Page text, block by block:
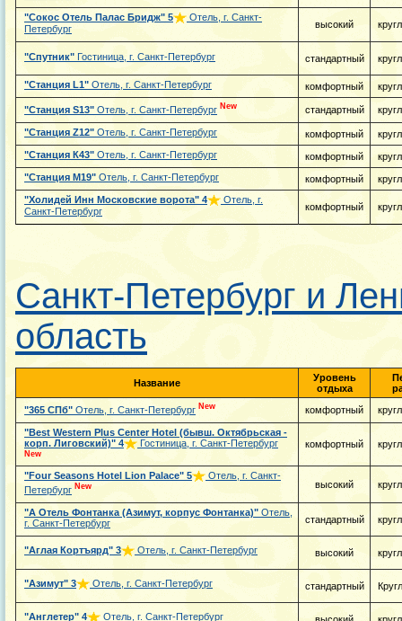
"Сокос Отель Палас Бридж" 5
Отель, г. Санкт-
Петербург
высокий
"Спутник" Гостиница, г. Санкт-Петербург стандартный
"Станция L1" Отель, г. Санкт-Петербург комфортный
"Станция S13" Отель, г. Санкт-Петербург New стандартный
"Станция Z12" Отель, г. Санкт-Петербург комфортный
"Станция К43" Отель, г. Санкт-Петербург комфортный
"Станция М19" Отель, г. Санкт-Петербург комфортный
"Холидей Инн Московские ворота" 4
Отель, г.
Санкт-Петербург
комфортный
Санкт-Петербург и
область
Название
Уровень
отдыха
"365 СПб" Отель, г. Санкт-Петербург New комфортный
"Best Western Plus Center Hotel (бывш. Октябрьская -
корп. Лиговский)" 4 Гостиница, г. Санкт-Петербург
New
комфортный
"Four Seasons Hotel Lion Palace" 5
Отель, г. Санкт-
Петербург New высокий
"А Отель Фонтанка (Азимут, корпус Фонтанка)" Отель,
г. Санкт-Петербург
стандартный
"Аглая Кортъярд" 3 Отель, г. Санкт-Петербург высокий
"Азимут" 3 Отель, г. Санкт-Петербург стандартный
"Англетер" 4 Отель, г. Санкт-Петербург